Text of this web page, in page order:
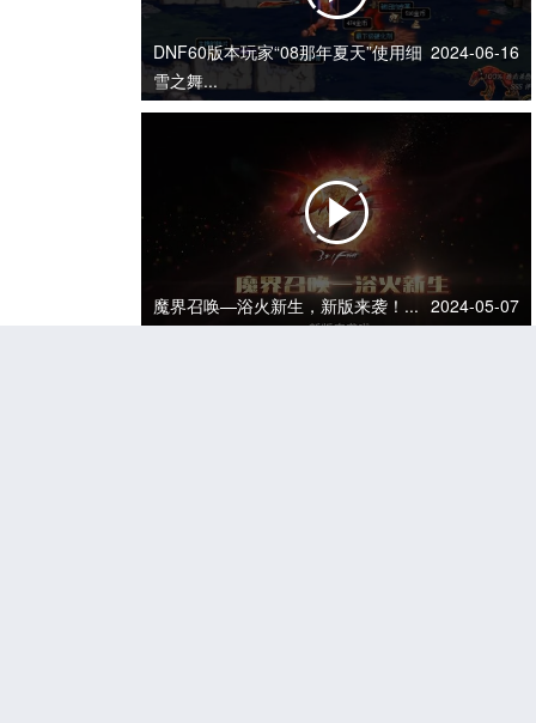
2024-06-16
DNF60版本玩家“08那年夏天”使用细
雪之舞...
2024-05-07
魔界召唤—浴火新生，新版来袭！...